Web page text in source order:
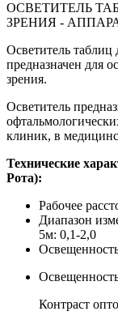
ОСВЕТИТЕЛЬ
ЗРЕНИЯ -
Осветитель таблиц
предназначен для
зрения.
Осветитель
клиник, в
Технические
Рота):
Рабочее
Диапазон
5м: 0,1-2,0
Контраст